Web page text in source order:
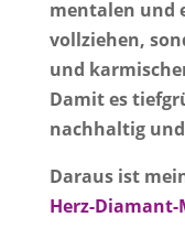
mentalen und
vollziehen,
und
Damit es
nachhaltig
Daraus ist
Herz-Diamant-